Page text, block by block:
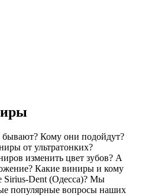
Кому они подойдут?
от ультратонких?
изменить цвет зубов? А
Какие виниры и кому
Sirius-Dent (Одесса)? Мы
популярные вопросы наших